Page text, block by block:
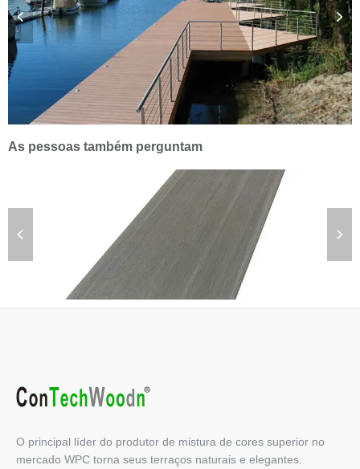
As pessoas também perguntam
O deck composto foi desenvolvido há muitos anos e agora é
O principal líder do produtor de mistura de cores superior no
mercado WPC torna seus terraços naturais e elegantes.